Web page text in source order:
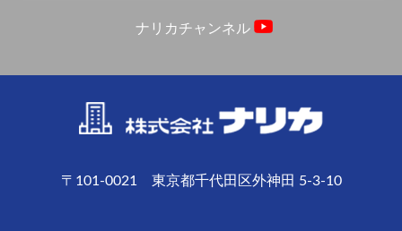
ナリカチャンネル
〒101-0021 東京都千代田区外神田 5-3-10